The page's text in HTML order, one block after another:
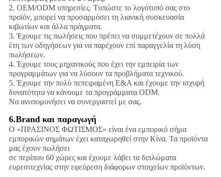
2. OEM/ODM υπηρεσίες. Τυπώστε το λογότυπό σας στο
προϊόν, μπορεί να προσαρμόσει τη λιανική συσκευασία
κιβωτίων και άλλα πράγματα.
3. Έχουμε τις πωλήσεις που πρέπει να συμμετέχουν σε πολλά
έτη των οδηγήσεων για να παρέχουν επί παραγγελία τη λύση
πωλήσεων.
4. Έχουμε τους μηχανικούς που έχει την εμπειρία των
προγραμμάτων για να λύσουν τα προβλήματα τεχνικού.
5. Έχουμε την πολύ πεπειραμένη Ε&Α και έχουμε την ισχυρή
δυνατότητα να κάνουμε τα προγράμματα ODM.
Να ανυπομονήσει να συνεργαστεί με σας.
6.Brand και παραγωγή
Ο «ΠΡΑΣΙΝΟΣ ΦΩΤΙΣΜΟΣ» είναι ένα εμπορικό σήμα
εμπορικών σημάτων έχει καταχωρηθεί στην Κίνα. Τα προϊόντα
μας έχουν πωλήσει
σε περίπου 60 χώρες και έχουμε λάβει τα διπλώματα
ευρεσιτεχνίας στην εφεύρεση διάφορων στοιχείων προϊόντων.